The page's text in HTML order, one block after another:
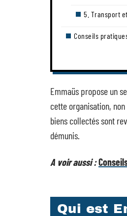
5. Transport
Conseils
Emmaüs propose un
cette organisation,
biens collectés sont
démunis.
A voir aussi :
Qui est